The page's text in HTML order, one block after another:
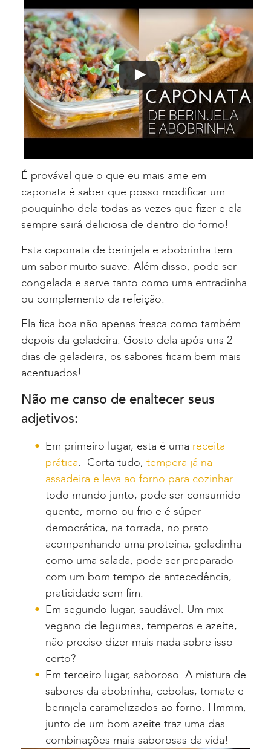
É provável que o que eu mais ame em
caponata é saber que posso modificar um
pouquinho dela todas as vezes que fizer e ela
sempre sairá deliciosa de dentro do forno!
Esta caponata de berinjela e abobrinha tem
um sabor muito suave. Além disso, pode ser
congelada e serve tanto como uma entradinha
ou complemento da refeição.
Ela fica boa não apenas fresca como também
depois da geladeira. Gosto dela após uns 2
dias de geladeira, os sabores ficam bem mais
acentuados!
Não me canso de enaltecer seus
adjetivos:
Em primeiro lugar, esta é uma receita
prática. Corta tudo, tempera já na
assadeira e leva ao forno para cozinhar
todo mundo junto, pode ser consumido
quente, morno ou frio e é súper
democrática, na torrada, no prato
acompanhando uma proteína, geladinha
como uma salada, pode ser preparado
com um bom tempo de antecedência,
praticidade sem fim.
Em segundo lugar, saudável. Um mix
vegano de legumes, temperos e azeite,
não preciso dizer mais nada sobre isso
certo?
Em terceiro lugar, saboroso. A mistura de
sabores da abobrinha, cebolas, tomate e
berinjela caramelizados ao forno. Hmmm,
junto de um bom azeite traz uma das
combinações mais saborosas da vida!